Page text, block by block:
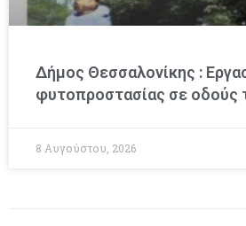
Δήμος Θεσσαλονίκης :
φυτοπροστασίας σε οδούς
8 Αυγούστου, 2026